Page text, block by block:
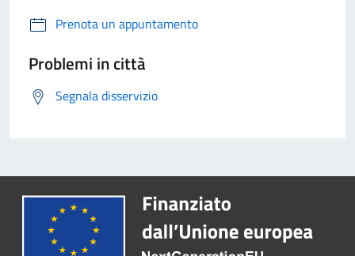
Prenota un appuntamento
Problemi in città
Segnala disservizio